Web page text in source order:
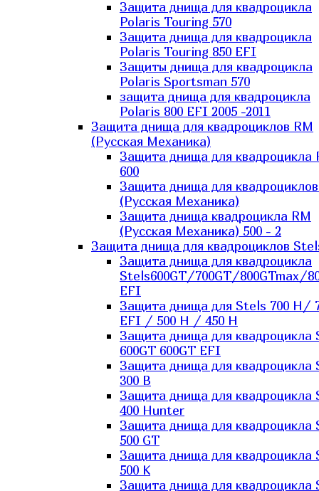
Защита днища для квадроцикла
Polaris Touring 570
Защита днища для квадроцикла
Polaris Touring 850 EFI
Защиты днища для квадроцикла
Polaris Sportsman 570
защита днища для квадроцикла
Polaris 800 EFI 2005 -2011
Защита днища для квадроциклов RM
(Русская Механика)
Защита днища для квадроцикла
600
Защита днища для
(Русская Механика)
Защита днища квадроцикла RM
(Русская Механика) 500 - 2
Защита днища для квадроциклов
Защита днища для квадроцикла
Stels600GT/700GT/800GTmax/
EFI
Защита днища для Stels 700 H/
EFI / 500 H / 450 H
Защита днища для квадроцикла
600GT 600GT EFI
Защита днища для квадроцикла
300 B
Защита днища для квадроцикла
400 Hunter
Защита днища для квадроцикла
500 GT
Защита днища для квадроцикла
500 K
Защита днища для квадроцикла